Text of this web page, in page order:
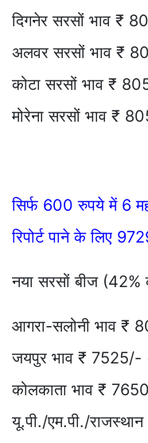
दिगनेर सरसों भाव ₹
अलवर सरसों भाव ₹
कोटा सरसों भाव ₹
मोरेना सरसों भाव ₹
सिर्फ 600 रुपये में 6
रिपोर्ट पाने के लिए
नया सरसों बीज (42%
आगरा-सलोनी भाव ₹
जयपुर भाव ₹ 7525/-
कोलकाता भाव ₹
यू.पी./एम.पी./